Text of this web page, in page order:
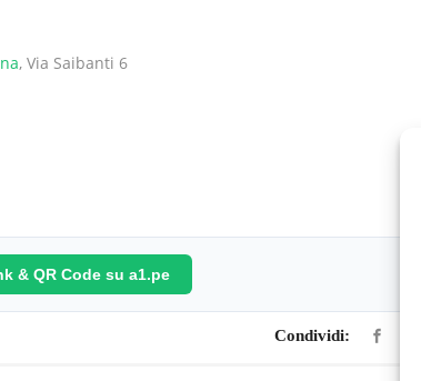
, Via Saibanti 6
& QR Code su a1.pe
Condividi: